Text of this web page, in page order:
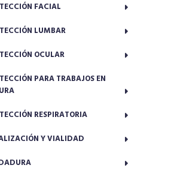
FACIAL
LUMBAR
OCULAR
PARA TRABAJOS EN
RESPIRATORIA
Y VIALIDAD